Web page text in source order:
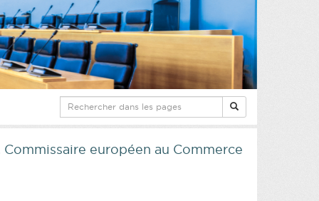
européen au Commerce